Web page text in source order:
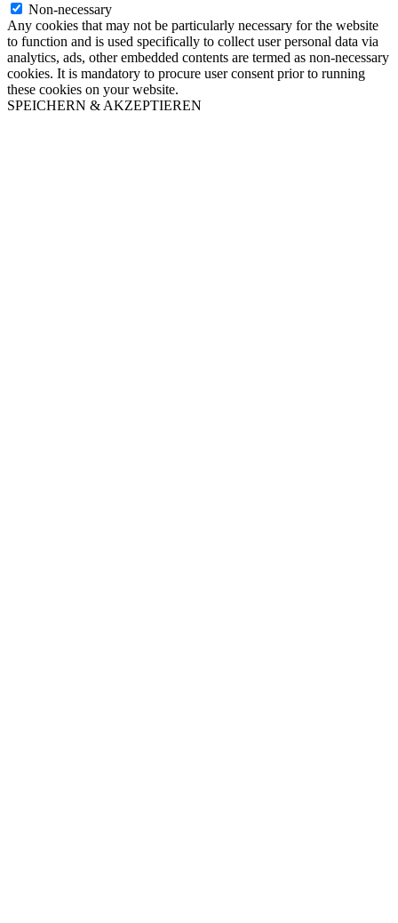
Non-necessary
Any cookies that may not be particularly necessary for the website
to function and is used specifically to collect user personal data via
analytics, ads, other embedded contents are termed as non-necessary
cookies. It is mandatory to procure user consent prior to running
these cookies on your website.
SPEICHERN & AKZEPTIEREN